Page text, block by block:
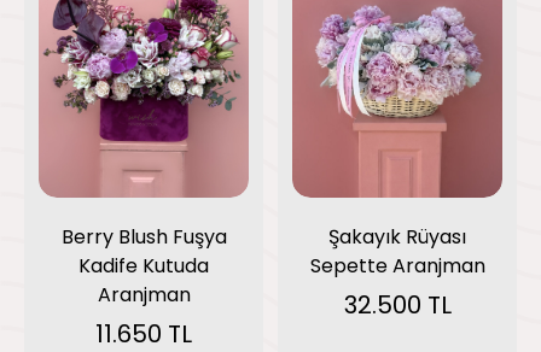
Berry Blush Fuşya
Kadife Kutuda
Aranjman
11.650 TL
Şakayık Rüyası
Sepette Aranjman
32.500 TL